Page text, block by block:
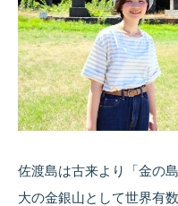
佐渡島は古来より「金の
大の金銀山として世界有